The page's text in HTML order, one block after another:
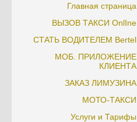
Главная страница
ВЫЗОВ ТАКСИ OnlIne
СТАТЬ ВОДИТЕЛЕМ Bertel
МОБ. ПРИЛОЖЕНИЕ
КЛИЕНТА
ЗАКАЗ ЛИМУЗИНА
МОТО-ТАКСИ
Услуги и Тарифы